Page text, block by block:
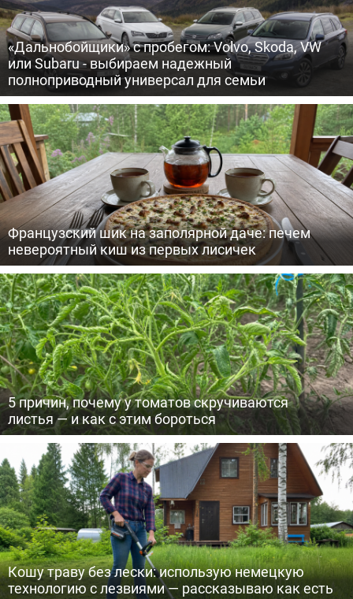
«Дальнобойщики» с пробегом: Volvo, Skoda, VW
или Subaru - выбираем надежный
полноприводный универсал для семьи
Французский шик на заполярной даче: печем
невероятный киш из первых лисичек
5 причин, почему у томатов скручиваются
листья — и как с этим бороться
Кошу траву без лески: использую немецкую
технологию с лезвиями — рассказываю как есть